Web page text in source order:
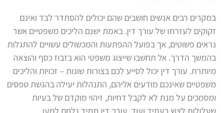
במקרים רבים אנשים חושבים שהם יכולים להסתדר לבד ואינם
זקוקים לעזרתו של עורך דין. באמת ישנם הליכים משפטיים אשר
נראים פשוטים, אך בפועל ההפתעות והמכשולים עשויים להתגלות
בהמשך הדרך. אל תחשבו שייצוג משפטי הוא בזבוז כסף והוצאה
מיותרת. עורך דין יכול לסייע לכם בצורות שונות – זכויות והליכים
משפטיים שאינכם מודעים אליהם, התנהלות יעילה בהגשת טפסים
ומסמכים על מנת לא לקבל דחיות, זיהוי מוקדם של בעיות
שעלולות לצוץ בעתיד ועוד. עורך דין תמיד נלחם למען